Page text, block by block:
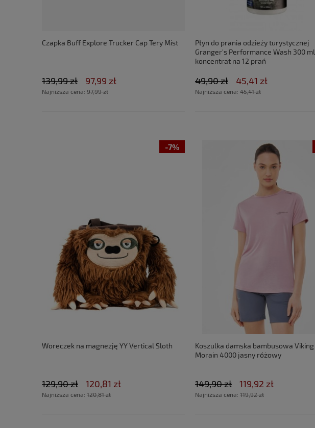
Czapka Buff Explore Trucker Cap Tery Mist
97,99 zł
139,99 zł
Najniższa cena: 97,99 zł
Płyn do prania odzieży turystycznej
Granger's Performance Wash 300 ml
koncentrat na 12 prań
45,41 zł
49,90 zł
Najniższa cena: 45,41 zł
-7%
Woreczek na magnezję YY Vertical Sloth
120,81 zł
129,90 zł
Najniższa cena: 120,81 zł
Koszulka damska bambusowa Viking
Morain 4000 jasny różowy
119,92 zł
149,90 zł
Najniższa cena: 119,92 zł